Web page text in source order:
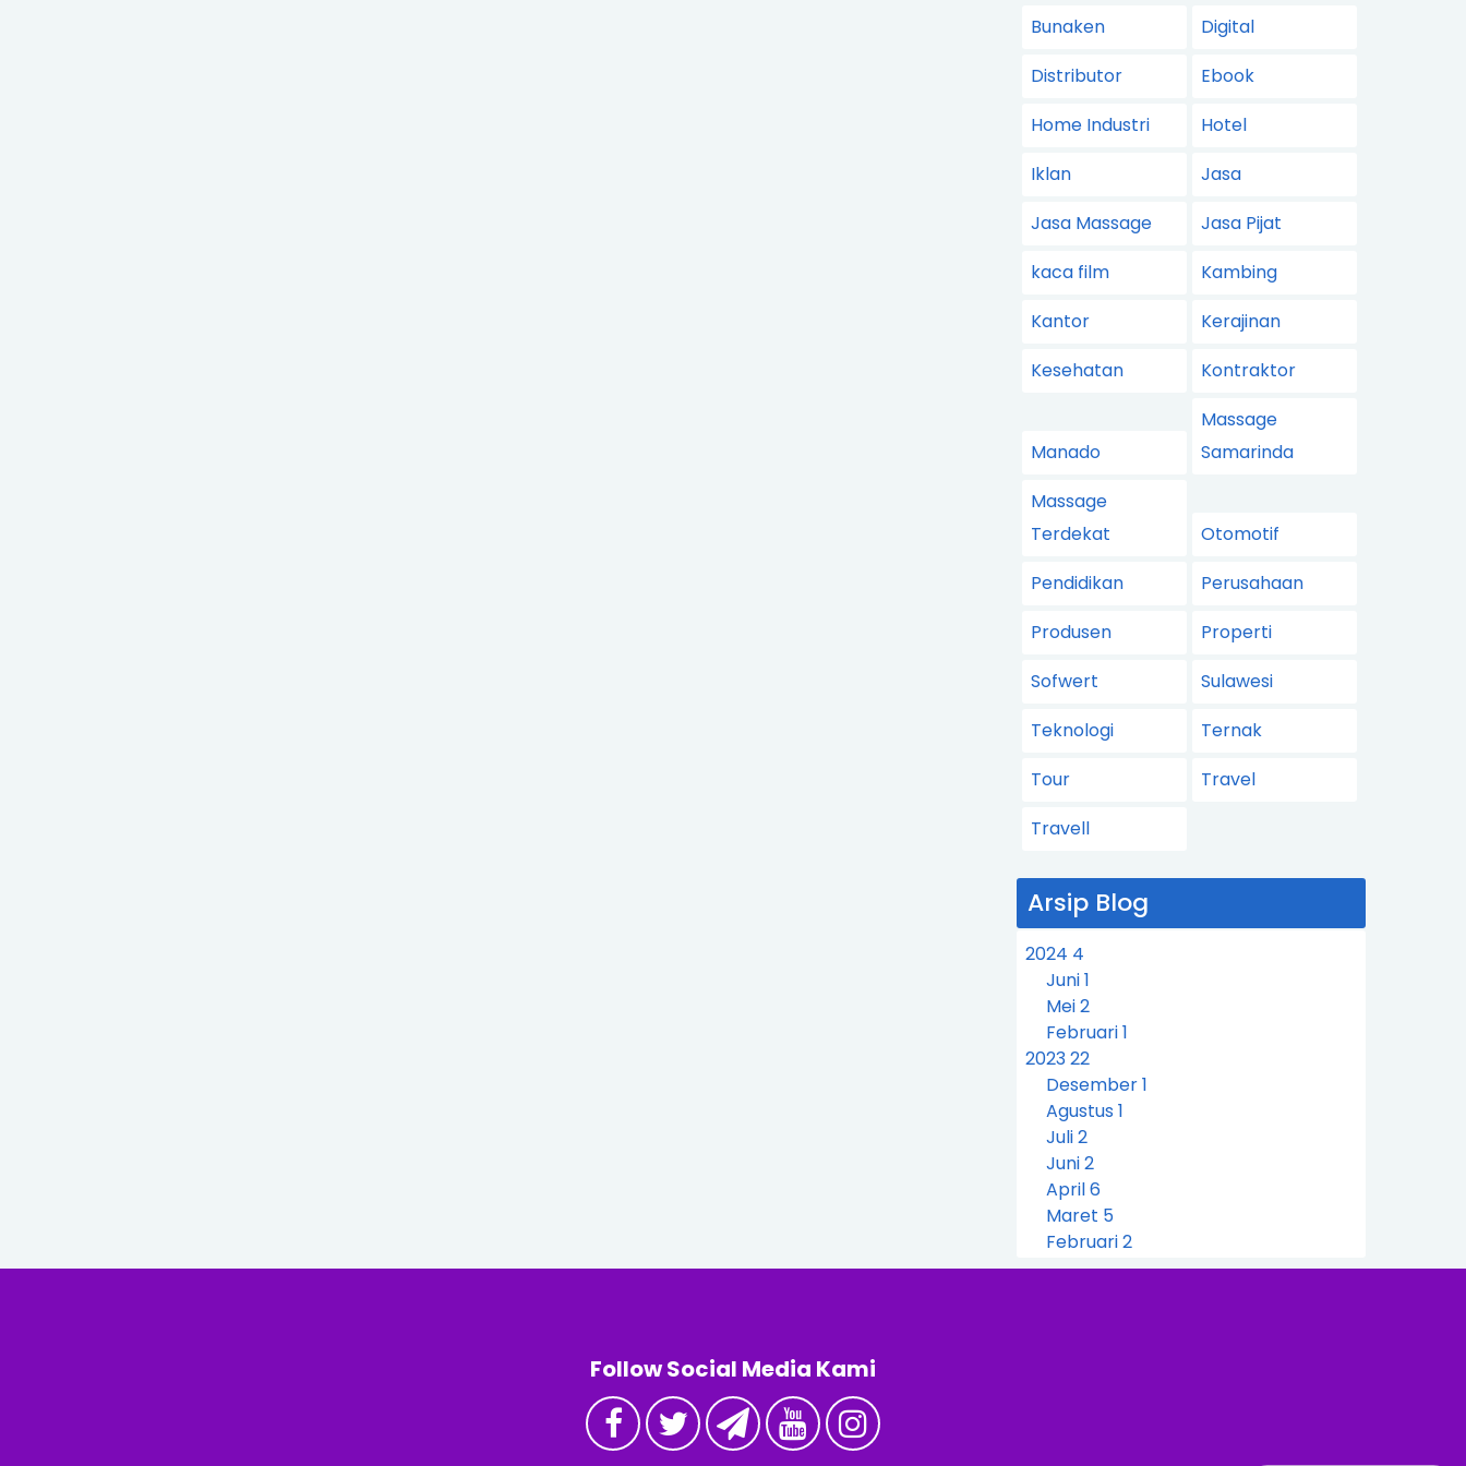
Bunaken
Digital
Distributor
Ebook
Home Industri
Hotel
Iklan
Jasa
Jasa Massage
Jasa Pijat
kaca film
Kambing
Kantor
Kerajinan
Kesehatan
Kontraktor
Manado
Massage
Samarinda
Massage
Terdekat
Otomotif
Pendidikan
Perusahaan
Produsen
Properti
Sofwert
Sulawesi
Teknologi
Ternak
Tour
Travel
Travell
Arsip Blog
2024 4
Juni1
Mei2
Februari1
202322
Desember1
Agustus1
Juli2
Juni2
April6
Maret 5
Februari2
Januari3
Follow Social Media Kami